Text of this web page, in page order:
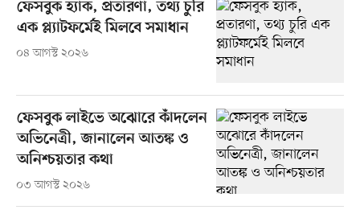
ফেসবুক হ্যাক, প্রতারণা, তথ্য চুরি
এক প্ল্যাটফর্মেই মিলবে সমাধান
০৪ আগস্ট ২০২৬
ফেসবুক লাইভে অঝোরে কাঁদলেন
অভিনেত্রী, জানালেন আতঙ্ক ও
অনিশ্চয়তার কথা
০৩ আগস্ট ২০২৬